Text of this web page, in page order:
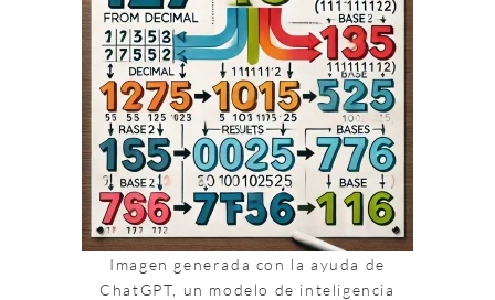
Imagen generada con la ayuda de
ChatGPT, un modelo de inteligencia